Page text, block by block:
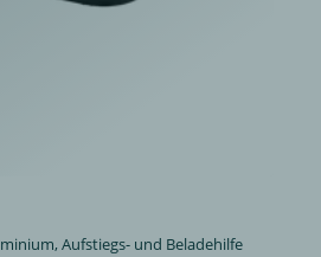
Aufstiegs- und Beladehilfe